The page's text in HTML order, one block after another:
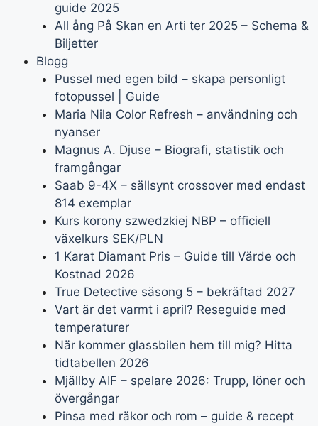
guide 2025
All ång På Skan en Arti ter 2025 – Schema &
Biljetter
Blogg
Pussel med egen bild – skapa personligt
fotopussel | Guide
Maria Nila Color Refresh – användning och
nyanser
Magnus A. Djuse – Biografi, statistik och
framgångar
Saab 9-4X – sällsynt crossover med endast
814 exemplar
Kurs korony szwedzkiej NBP – officiell
växelkurs SEK/PLN
1 Karat Diamant Pris – Guide till Värde och
Kostnad 2026
True Detective säsong 5 – bekräftad 2027
Vart är det varmt i april? Reseguide med
temperaturer
När kommer glassbilen hem till mig? Hitta
tidtabellen 2026
Mjällby AIF – spelare 2026: Trupp, löner och
övergångar
Pinsa med räkor och rom – guide & recept